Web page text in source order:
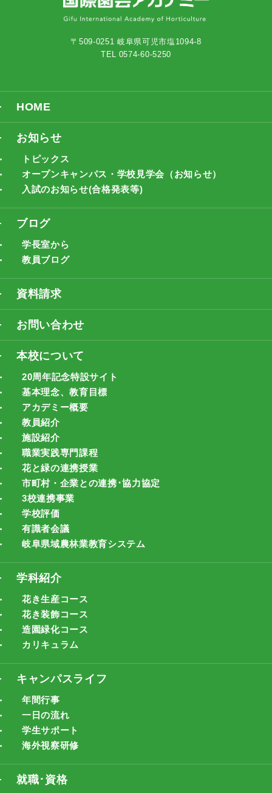
〒509-0251 岐阜県可児市塩1094-8
TEL 0574-60-5250
HOME
お知らせ
トピックス
オープンキャンパス・学校見学会（お知らせ）
入試のお知らせ(合格発表等)
ブログ
学長室から
教員ブログ
資料請求
お問い合わせ
本校について
20周年記念特設サイト
基本理念、教育目標
アカデミー概要
教員紹介
施設紹介
職業実践専門課程
花と緑の連携授業
市町村・企業との連携･協力協定
3校連携事業
学校評価
有識者会議
岐阜県域農林業教育システム
学科紹介
花き生産コース
花き装飾コース
造園緑化コース
カリキュラム
キャンパスライフ
年間行事
一日の流れ
学生サポート
海外視察研修
就職･資格